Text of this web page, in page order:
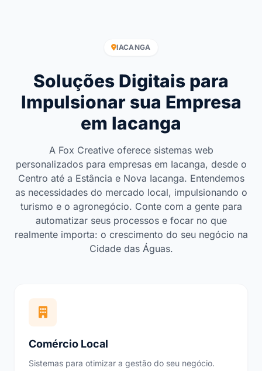
IACANGA
Soluções Digitais para
Impulsionar sua Empresa
em Iacanga
A Fox Creative oferece sistemas web
personalizados para empresas em Iacanga, desde o
Centro até a Estância e Nova Iacanga. Entendemos
as necessidades do mercado local, impulsionando o
turismo e o agronegócio. Conte com a gente para
automatizar seus processos e focar no que
realmente importa: o crescimento do seu negócio na
Cidade das Águas.
Comércio Local
Sistemas para otimizar a gestão do seu negócio.